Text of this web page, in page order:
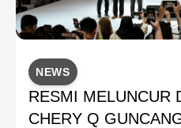
NEWS
RESMI MELUNCUR
CHERY Q